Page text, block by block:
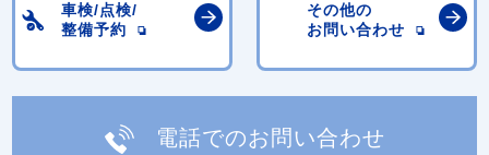
車検/点検/
整備予約
その他の
お問い合わせ
電話でのお問い合わせ